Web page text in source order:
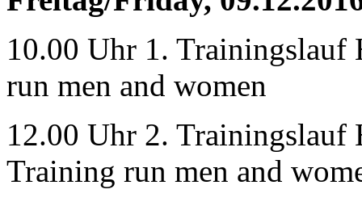
10.00 Uhr 1. Trainingslauf
run men and women
12.00 Uhr 2. Trainingslauf
Training run men and